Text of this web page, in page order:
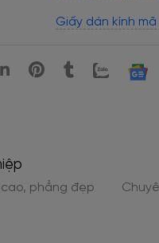
Giấy dán kính mã
phẳng đẹp